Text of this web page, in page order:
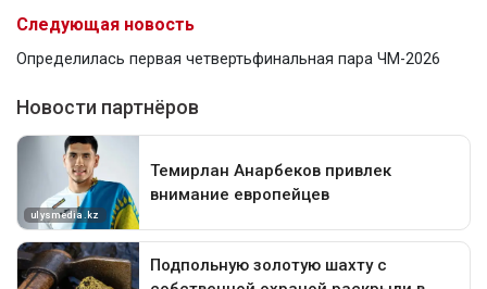
Следующая новость
Определилась первая четвертьфинальная пара ЧМ-2026